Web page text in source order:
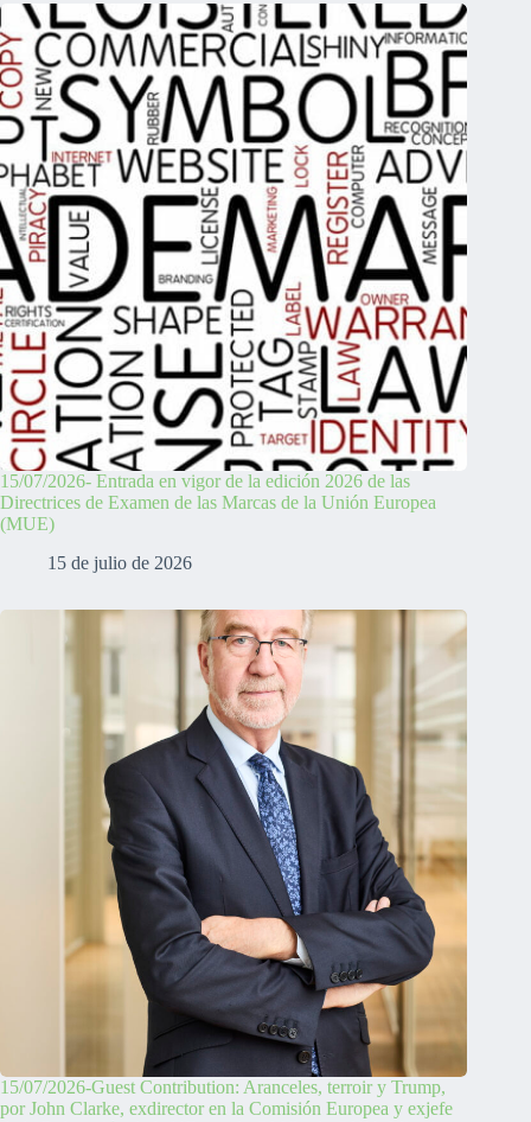
15/07/2026- Entrada en vigor de la edición 2026 de las
Directrices de Examen de las Marcas de la Unión Europea
(MUE)
15 de julio de 2026
15/07/2026-Guest Contribution: Aranceles, terroir y Trump,
por John Clarke, exdirector en la Comisión Europea y exjefe